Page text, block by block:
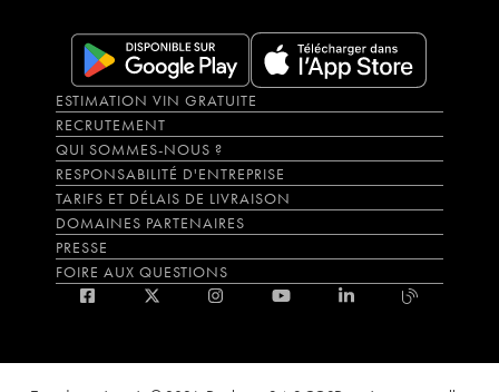
ESTIMATION VIN GRATUITE
RECRUTEMENT
QUI SOMMES-NOUS ?
RESPONSABILITÉ D'ENTREPRISE
TARIFS ET DÉLAIS DE LIVRAISON
DOMAINES PARTENAIRES
PRESSE
FOIRE AUX QUESTIONS